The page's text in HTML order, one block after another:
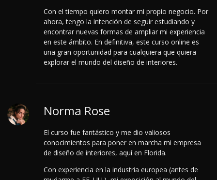
Con el tiempo quiero montar mi propio negocio. Por
ahora, tengo la intención de seguir estudiando y
encontrar nuevas formas de ampliar mi experiencia
en este ámbito. En definitiva, este curso online es
una gran oportunidad para cualquiera que quiera
explorar el mundo del diseño de interiores.
Norma Rose
El curso fue fantástico y me dio valiosos
conocimientos para poner en marcha mi empresa
de diseño de interiores, aquí en Florida.
Con experiencia en la industria europea (antes de